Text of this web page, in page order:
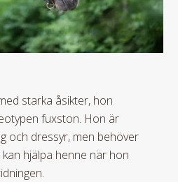
starka åsikter, hon
fuxston. Hon är
och dressyr, men behöver
hjälpa henne när hon